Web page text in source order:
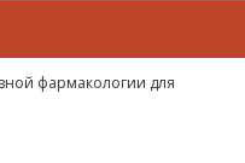
фармакологии для